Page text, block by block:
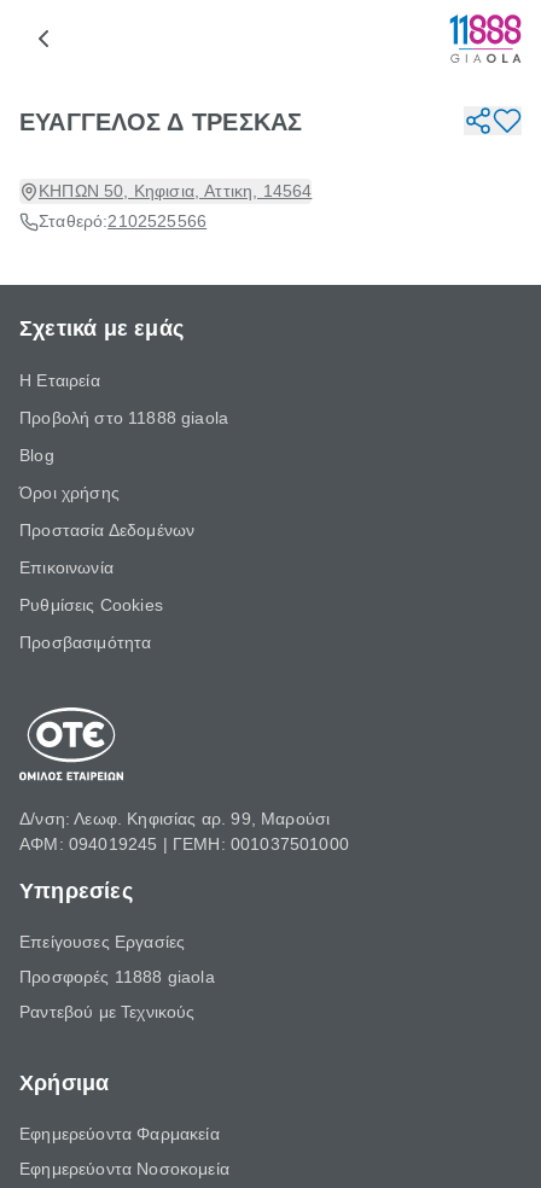
ΕΥΑΓΓΕΛΟΣ Δ ΤΡΕΣΚΑΣ
ΚΗΠΩΝ 50, Κηφισια, Αττικη, 14564
Σταθερό:2102525566
Σχετικά με εμάς
Η Εταιρεία
Προβολή στο 11888 giaola
Blog
Όροι χρήσης
Προστασία Δεδομένων
Επικοινωνία
Ρυθμίσεις Cookies
Προσβασιμότητα
Δ/νση: Λεωφ. Κηφισίας αρ. 99, Μαρούσι
ΑΦΜ: 094019245 | ΓΕΜΗ: 001037501000
Υπηρεσίες
Επείγουσες Εργασίες
Προσφορές 11888 giaola
Ραντεβού με Τεχνικούς
Χρήσιμα
Εφημερεύοντα Φαρμακεία
Εφημερεύοντα Νοσοκομεία